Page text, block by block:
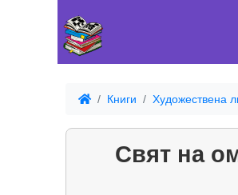
Книги Художествена
Свят на